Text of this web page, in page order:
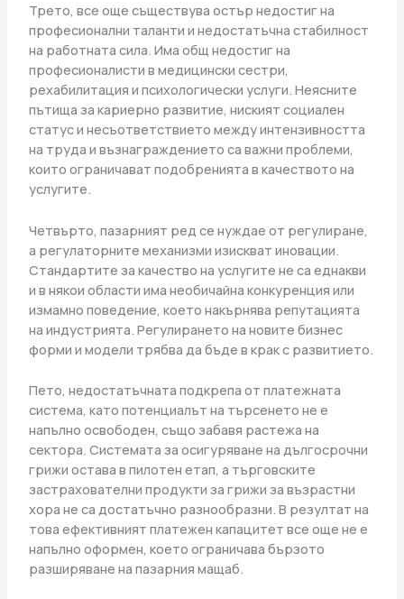
Трето, все още съществува остър недостиг на
професионални таланти и недостатъчна стабилност
на работната сила. Има общ недостиг на
професионалисти в медицински сестри,
рехабилитация и психологически услуги. Неясните
пътища за кариерно развитие, ниският социален
статус и несъответствието между интензивността
на труда и възнаграждението са важни проблеми,
които ограничават подобренията в качеството на
услугите.
Четвърто, пазарният ред се нуждае от регулиране,
а регулаторните механизми изискват иновации.
Стандартите за качество на услугите не са еднакви
и в някои области има необичайна конкуренция или
измамно поведение, което накърнява репутацията
на индустрията. Регулирането на новите бизнес
форми и модели трябва да бъде в крак с развитието.
Пето, недостатъчната подкрепа от платежната
система, като потенциалът на търсенето не е
напълно освободен, също забавя растежа на
сектора. Системата за осигуряване на дългосрочни
грижи остава в пилотен етап, а търговските
застрахователни продукти за грижи за възрастни
хора не са достатъчно разнообразни. В резултат на
това ефективният платежен капацитет все още не е
напълно оформен, което ограничава бързото
разширяване на пазарния мащаб.